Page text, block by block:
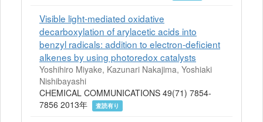
Visible light-mediated oxidative
decarboxylation of arylacetic acids into
benzyl radicals: addition to electron-deficient
alkenes by using photoredox catalysts
Yoshihiro Miyake, Kazunari Nakajima, Yoshiaki
Nishibayashi
CHEMICAL COMMUNICATIONS 49(71) 7854-
7856 2013年
査読有り